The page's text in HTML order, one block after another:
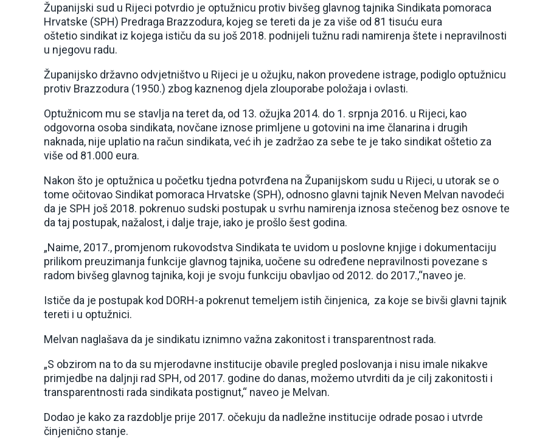
Županijski sud u Rijeci potvrdio je optužnicu protiv bivšeg glavnog tajnika Sindikata pomoraca
Hrvatske (SPH) Predraga Brazzodura, kojeg se tereti da je za više od 81 tisuću eura
oštetio sindikat iz kojega ističu da su još 2018. podnijeli tužnu radi namirenja štete i nepravilnosti
u njegovu radu.
Županijsko državno odvjetništvo u Rijeci je u ožujku, nakon provedene istrage, podiglo optužnicu
protiv Brazzodura (1950.) zbog kaznenog djela zlouporabe položaja i ovlasti.
Optužnicom mu se stavlja na teret da, od 13. ožujka 2014. do 1. srpnja 2016. u Rijeci, kao
odgovorna osoba sindikata, novčane iznose primljene u gotovini na ime članarina i drugih
naknada, nije uplatio na račun sindikata, već ih je zadržao za sebe te je tako sindikat oštetio za
više od 81.000 eura.
Nakon što je optužnica u početku tjedna potvrđena na Županijskom sudu u Rijeci, u utorak se o
tome očitovao Sindikat pomoraca Hrvatske (SPH), odnosno glavni tajnik Neven Melvan navodeći
da je SPH još 2018. pokrenuo sudski postupak u svrhu namirenja iznosa stečenog bez osnove te
da taj postupak, nažalost, i dalje traje, iako je prošlo šest godina.
„Naime, 2017., promjenom rukovodstva Sindikata te uvidom u poslovne knjige i dokumentaciju
prilikom preuzimanja funkcije glavnog tajnika, uočene su određene nepravilnosti povezane s
radom bivšeg glavnog tajnika, koji je svoju funkciju obavljao od 2012. do 2017.,“naveo je.
Ističe da je postupak kod DORH-a pokrenut temeljem istih činjenica, za koje se bivši glavni tajnik
tereti i u optužnici.
Melvan naglašava da je sindikatu iznimno važna zakonitost i transparentnost rada.
„S obzirom na to da su mjerodavne institucije obavile pregled poslovanja i nisu imale nikakve
primjedbe na daljnji rad SPH, od 2017. godine do danas, možemo utvrditi da je cilj zakonitosti i
transparentnosti rada sindikata postignut,“ naveo je Melvan.
Dodao je kako za razdoblje prije 2017. očekuju da nadležne institucije odrade posao i utvrde
činjenično stanje.